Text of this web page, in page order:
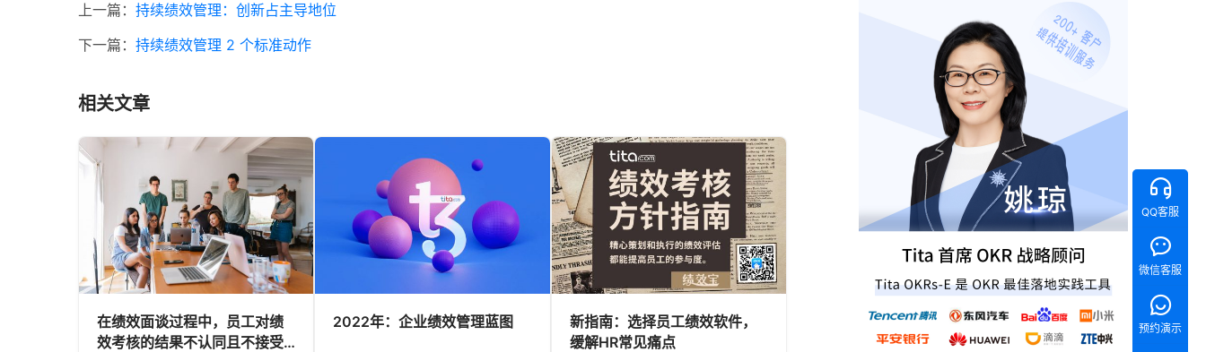
上一篇： 持续绩效管理：创新占主导地位
下一篇： 持续绩效管理 2 个标准动作
相关文章
在绩效面谈过程中，员工对绩
效考核的结果不认同且不接受
2022年：企业绩效管理蓝图
新指南：选择员工绩效软件，
缓解HR常见痛点
QQ客服
微信客服
预约演示